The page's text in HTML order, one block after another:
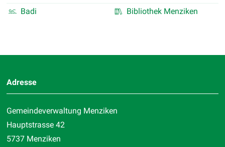
Badi
Bibliothek Menziken
Adresse
Gemeindeverwaltung Menziken
Hauptstrasse 42
5737 Menziken